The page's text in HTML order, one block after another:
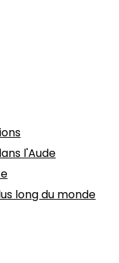
l'Aude
long du monde